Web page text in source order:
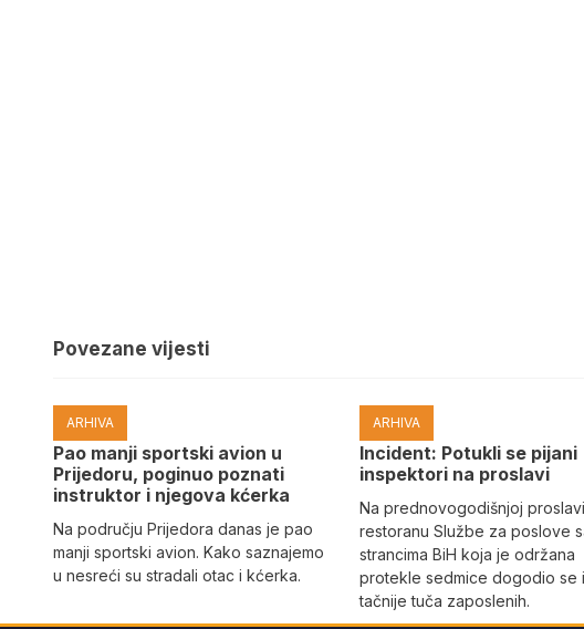
Povezane vijesti
ARHIVA
Pao manji sportski avion u
Prijedoru, poginuo poznati
instruktor i njegova kćerka
Na području Prijedora danas je pao
manji sportski avion. Kako saznajemo
u nesreći su stradali otac i kćerka.
ARHIVA
Incident: Potukli se pijani
inspektori na proslavi
Na prednovogodišnjoj
restoranu Službe za poslove
strancima BiH koja je održana
protekle sedmice dogodio se
tačnije tuča zaposlenih.